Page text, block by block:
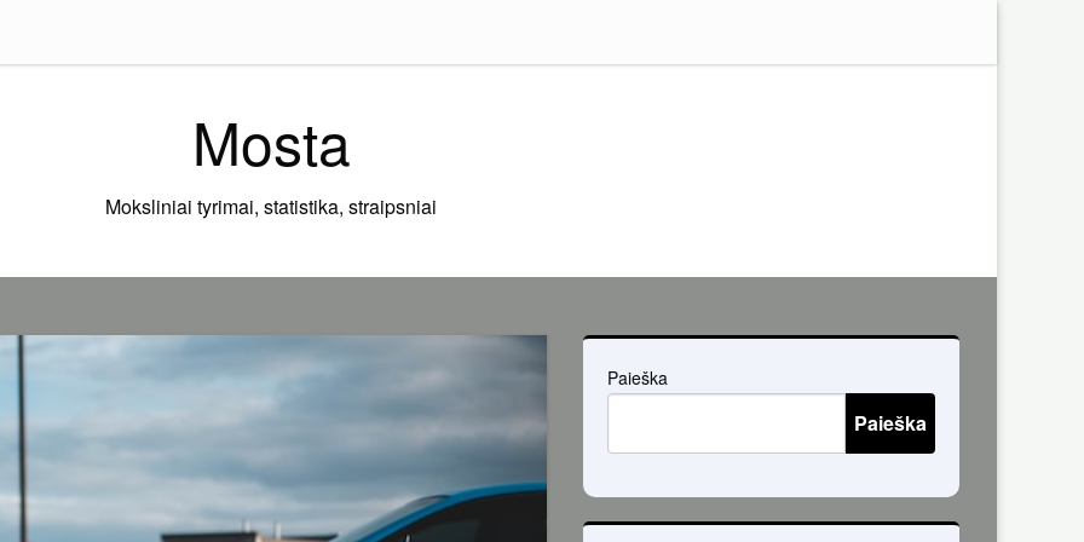
Mosta
Moksliniai tyrimai, statistika, straipsniai
Paieška
Paieška